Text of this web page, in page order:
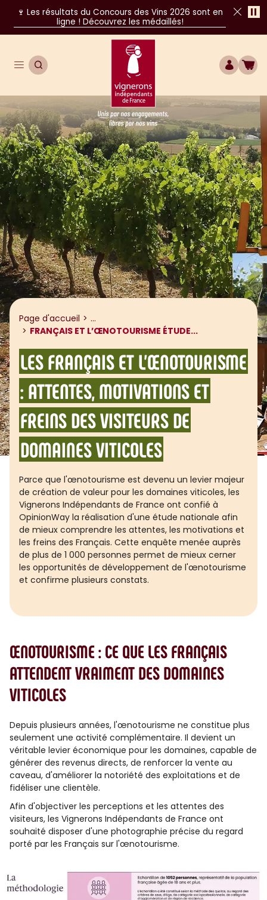
🍷 Les résultats du Concours des Vins 2026 sont en
ligne ! Découvrez les médaillés!
Ouvrir le menu de navigation
OUVRIR LA RECHERCHE
Unis par nos engagements, libres par
COMPTE
Page d'accueil ...
FRANÇAIS ET L’ŒNOTOURISME ÉTUDE...
LES FRANÇAIS ET L’ŒNOTOURISME
: ATTENTES, MOTIVATIONS ET
FREINS DES VISITEURS DE
DOMAINES VITICOLES
Parce que l'œnotourisme est devenu un levier majeur
de création de valeur pour les domaines viticoles, les
Vignerons Indépendants de France ont confié à
OpinionWay la réalisation d'une étude nationale afin
de mieux comprendre les attentes, les motivations et
les freins des Français. Cette enquête menée auprès
de plus de 1 000 personnes permet de mieux cerner
les opportunités de développement de l'œnotourisme
et confirme plusieurs constats.
ŒNOTOURISME : CE QUE LES FRANÇAIS
ATTENDENT VRAIMENT DES DOMAINES
VITICOLES
Depuis plusieurs années, l'œnotourisme ne constitue plus
seulement une activité complémentaire. Il devient un
véritable levier économique pour les domaines, capable de
générer des revenus directs, de renforcer la vente au
caveau, d'améliorer la notoriété des exploitations et de
fidéliser une clientèle.
Afin d'objectiver les perceptions et les attentes des
visiteurs, les Vignerons Indépendants de France ont
souhaité disposer d'une photographie précise du regard
porté par les Français sur l'œnotourisme.